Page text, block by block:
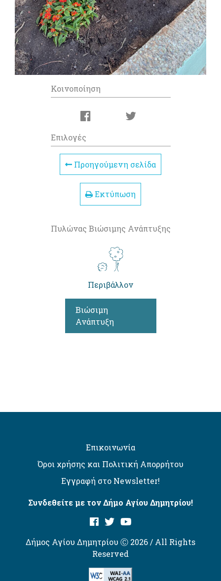
Κοινοποίηση
Επιλογές
Προηγούμενη σελίδα
Εκτύπωση
Πυλώνας Βιώσιμης Ανάπτυξης
Περιβάλλον
Βιώσιμη
Ανάπτυξη
Επικοινωνία
Όροι χρήσης και Πολιτική Απορρήτου
Εγγραφή στο Newsletter!
Συνδεθείτε με τον Δήμο Αγίου Δημητρίου!
Δήμος Αγίου Δημητρίου Ⓒ 2026 / All Rights
Reserved